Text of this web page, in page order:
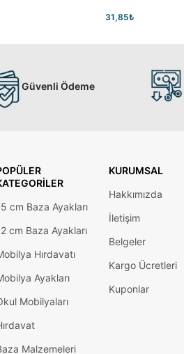
31,85₺
Güvenli Ödeme
cm Baza Ayakları
cm Baza Ayakları
Hırdavatı
Ayakları
Mobilyaları
Malzemeleri
KURUMSAL
Hakkımızda
İletişim
Belgeler
Kargo Ücretleri
Kuponlar